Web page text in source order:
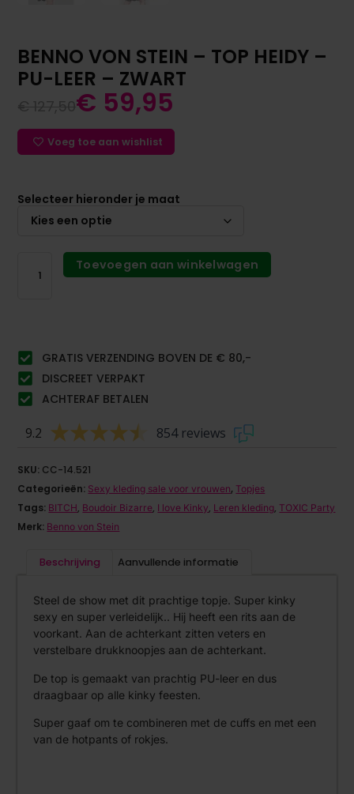
BENNO VON STEIN – TOP HEIDY –
PU-LEER – ZWART
€ 59,95
Voeg toe aan wishlist
Selecteer hieronder je maat
Toevoegen aan winkelwagen
GRATIS VERZENDING BOVEN DE € 80,-
DISCREET VERPAKT
ACHTERAF BETALEN
9.2 854 reviews
SKU: CC-14.521
Categorieën: Sexy kleding sale voor vrouwen, Topjes
Tags: BITCH, Boudoir Bizarre, I love Kinky, Leren kleding, TOXIC Party
Merk: Benno von Stein
Beschrijving Aanvullende informatie
Steel de show met dit prachtige topje. Super kinky
sexy en super verleidelijk.. Hij heeft een rits aan de
voorkant. Aan de achterkant zitten veters en
verstelbare drukknoopjes aan de achterkant.
De top is gemaakt van prachtig PU-leer en dus
draagbaar op alle kinky feesten.
Super gaaf om te combineren met de cuffs en met een
van de hotpants of rokjes.